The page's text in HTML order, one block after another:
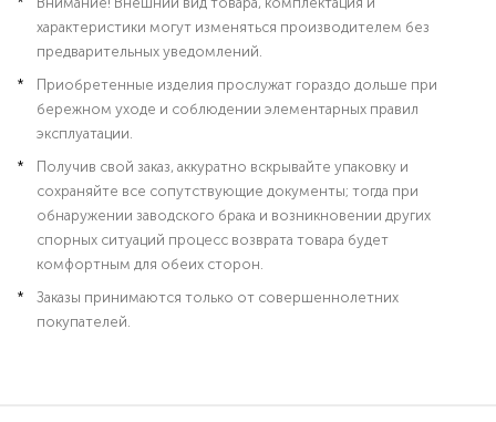
характеристики могут изменяться производителем без
предварительных уведомлений.
Приобретенные изделия прослужат гораздо дольше при
бережном уходе и соблюдении элементарных правил
эксплуатации.
Получив свой заказ, аккуратно вскрывайте упаковку и
сохраняйте все сопутствующие документы; тогда при
обнаружении заводского брака и возникновении других
спорных ситуаций процесс возврата товара будет
комфортным для обеих сторон.
Заказы принимаются только от совершеннолетних
покупателей.